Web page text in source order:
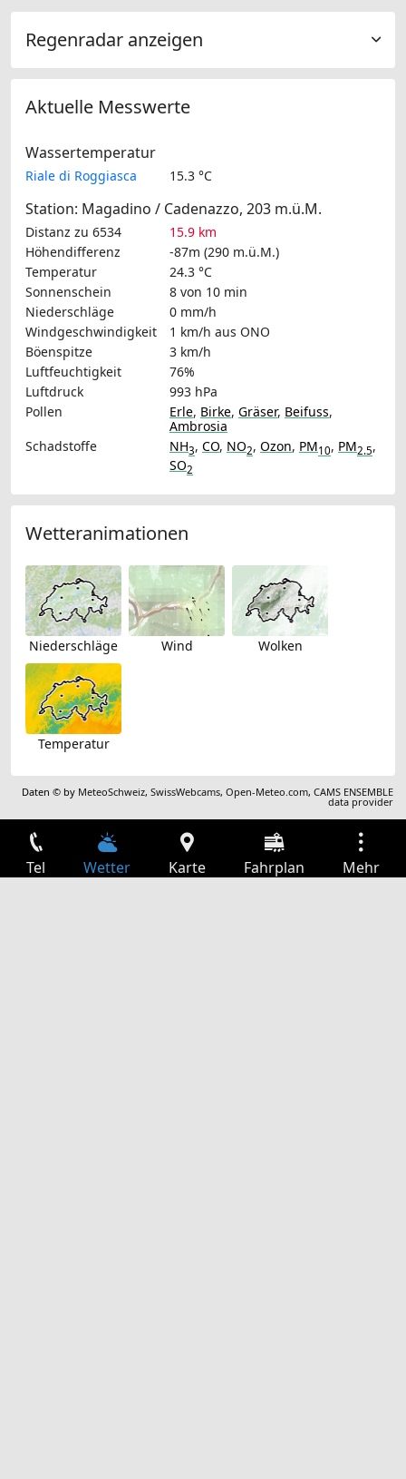
Regenradar anzeigen
Aktuelle Messwerte
Wassertemperatur
Riale di Roggiasca 15.3 °C
Station: Magadino / Cadenazzo, 203 m.ü.M.
Distanz zu 6534
15.9 km
Höhendifferenz
-87m (290 m.ü.M.)
Temperatur
24.3 °C
Sonnenschein
8 von 10 min
Niederschläge
0 mm/h
Windgeschwindigkeit
1 km/h aus ONO
Böenspitze
3 km/h
Luftfeuchtigkeit
76%
Luftdruck
993 hPa
Pollen
Erle, Birke, Gräser, Beifuss,
Ambrosia
Schadstoffe
NH3, CO, NO2, Ozon, PM10, PM2.5,
SO2
Wetteranimationen
Niederschläge Wind Wolken
Temperatur
Daten © by MeteoSchweiz,SwissWebcams,Open-Meteo.com,CAMS ENSEMBLE
data provider
Tel Wetter Karte Fahrplan Mehr